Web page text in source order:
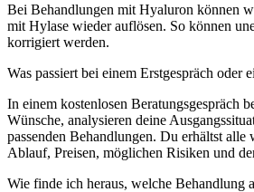
Bei Behandlungen mit Hyaluron können
mit Hylase wieder auflösen. So können
korrigiert werden.
Was passiert bei einem Erstgespräch oder
In einem kostenlosen Beratungsgespräch
Wünsche, analysieren deine
passenden Behandlungen. Du erhältst alle
Ablauf, Preisen, möglichen Risiken und
Wie finde ich heraus, welche Behandlung